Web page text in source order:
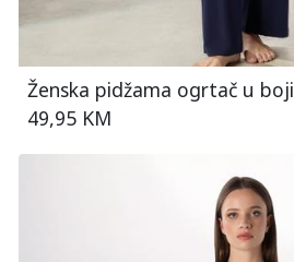
Ženska pidžama ogrtač u boji
49,95 KM